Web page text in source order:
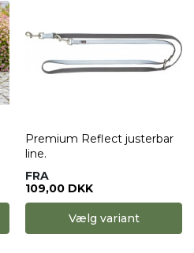
Premium Reflect justerbar
line.
FRA
109,00 DKK
Vælg variant